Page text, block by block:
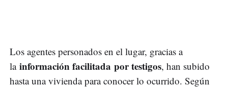
Los agentes personados en el lugar, gracias a
la información facilitada por testigos, han subido
hasta una vivienda para conocer lo ocurrido. Según